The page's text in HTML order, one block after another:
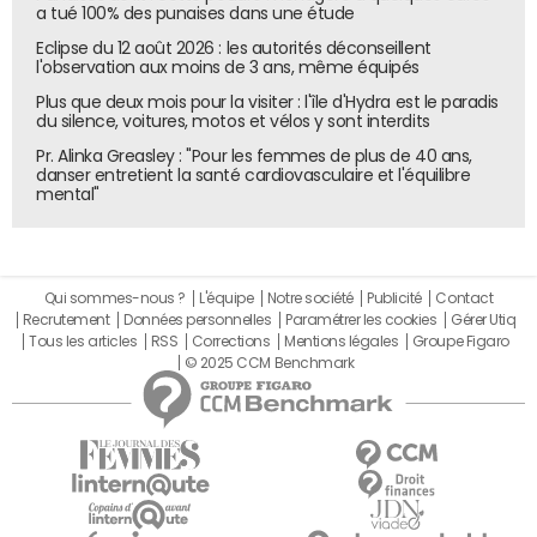
importantes en la matière, donc les entreprises ne
la conférence de presse qui a suivi le déjeuner business.
Devant un parterre rempli de visiteurs, issus
essentiellement d'ETI et de grandes PME, il a prodigué de
simples conseils à mettre en œuvre au quotidien pour
faire face à cette augmentation des cybermenaces.
doivent notamment comporter un soutien dans la mise
en œuvre de plans de continuité et de reprise d'activité,
insiste-t-il. "Je vous conseille aussi de faire des
sauvegardes de vos données hors réseau", afin qu'elles ne
soient pas affectées en cas d'attaque. "Aussi, préparez
votre communication de crise, car on ne peut pas cacher
une attaque cyber : l'information se retrouvera dans le
web", conseille-t-il aux DSI et RSSI présents dans la salle.
a tué 100% des punaises dans une étude
Eclipse du 12 août 2026 : les autorités déconseillent
l'observation aux moins de 3 ans, même équipés
Plus que deux mois pour la visiter : l'île d'Hydra est le paradis
du silence, voitures, motos et vélos y sont interdits
Pr. Alinka Greasley : "Pour les femmes de plus de 40 ans,
danser entretient la santé cardiovasculaire et l'équilibre
mental"
Qui sommes-nous ? L'équipe Notre société Publicité
Contact
Recrutement
Données personnelles Paramétrer les cookies
Gérer Utiq
Tous les articles
RSS Corrections Mentions légales
Groupe Figaro
© 2025 CCM Benchmark